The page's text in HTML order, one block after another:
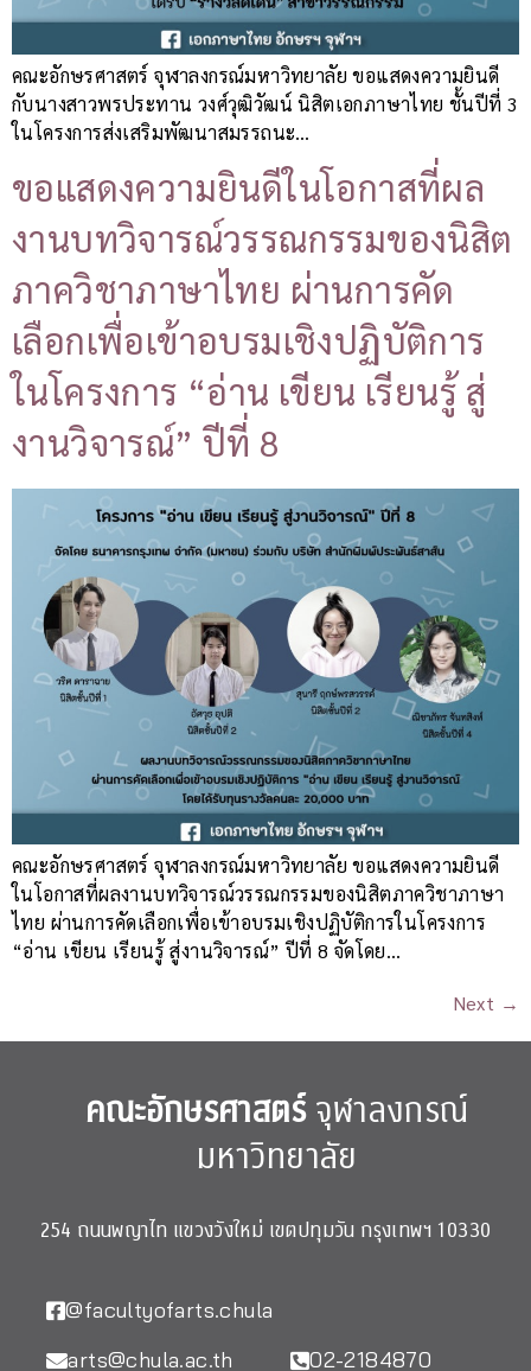
คณะอักษรศาสตร์ จุฬาลงกรณ์มหาวิทยาลัย ขอแสดงความยินดี
กับนางสาวพรประทาน วงศ์วุฒิวัฒน์ นิสิตเอกภาษาไทย ชั้นปีที่ 3
ในโครงการส่งเสริมพัฒนาสมรรถนะ…
ขอแสดงความยินดีในโอกาสที่ผล
งานบทวิจารณ์วรรณกรรมของนิสิต
ภาควิชาภาษาไทย ผ่านการคัด
เลือกเพื่อเข้าอบรมเชิงปฏิบัติการ
ในโครงการ “อ่าน เขียน เรียนรู้ สู่
งานวิจารณ์” ปีที่ 8
คณะอักษรศาสตร์ จุฬาลงกรณ์มหาวิทยาลัย ขอแสดงความยินดี
ในโอกาสที่ผลงานบทวิจารณ์วรรณกรรมของนิสิตภาควิชาภาษา
ไทย ผ่านการคัดเลือกเพื่อเข้าอบรมเชิงปฏิบัติการในโครงการ
“อ่าน เขียน เรียนรู้ สู่งานวิจารณ์” ปีที่ 8 จัดโดย…
Next →
คณะอักษรศาสตร์จุฬาลงกรณ์
มหาวิทยาลัย
254 ถนนพญาไท แขวงวังใหม่ เขตปทุมวัน กรุงเทพฯ 10330
@facultyofarts.chula
arts@chula.ac.th
02-2184870